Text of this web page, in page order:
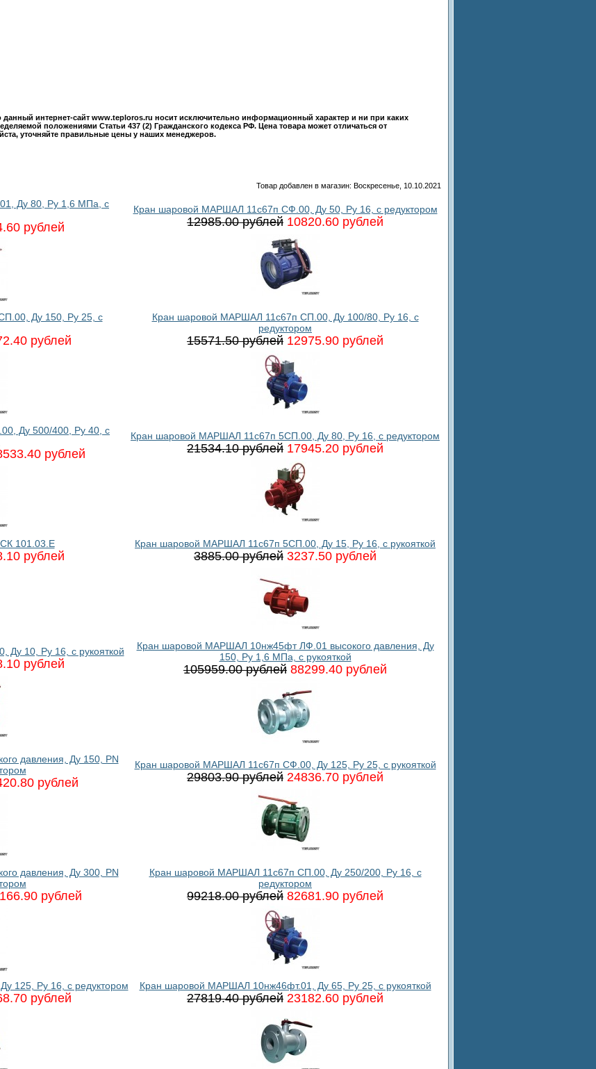
интернет-сайт www.teploros.ru носит исключительно информационный характер и ни при каких
положениями Статьи 437 (2) Гражданского кодекса РФ. Цена товара может отличаться от
уточняйте правильные цены у наших менеджеров.
Товар добавлен в магазин: Воскресенье, 10.10.2021
Ду 80, Ру 1,6 МПа, с
рублей
Кран шаровой МАРШАЛ 11с67п СФ.00, Ду 50, Ру 16, с редуктором
12985.00 рублей 10820.60 рублей
Ду 150, Ру 25, с
рублей
Кран шаровой МАРШАЛ 11с67п СП.00, Ду 100/80, Ру 16, с
редуктором
15571.50 рублей 12975.90 рублей
Ду 500/400, Ру 40, с
рублей
Кран шаровой МАРШАЛ 11с67п 5СП.00, Ду 80, Ру 16, с редуктором
21534.10 рублей 17945.20 рублей
101.03.E
рублей
Кран шаровой МАРШАЛ 11с67п 5СП.00, Ду 15, Ру 16, с рукояткой
3885.00 рублей 3237.50 рублей
10, Ру 16, с рукояткой
рублей
Кран шаровой МАРШАЛ 10нж45фт ЛФ.01 высокого давления, Ду
150, Ру 1,6 МПа, с рукояткой
105959.00 рублей 88299.40 рублей
давления, Ду 150, PN
рублей
Кран шаровой МАРШАЛ 11с67п СФ.00, Ду 125, Ру 25, с рукояткой
29803.90 рублей 24836.70 рублей
давления, Ду 300, PN
рублей
Кран шаровой МАРШАЛ 11с67п СП.00, Ду 250/200, Ру 16, с
редуктором
99218.00 рублей 82681.90 рублей
125, Ру 16, с редуктором
рублей
Кран шаровой МАРШАЛ 10нж46фт.01, Ду 65, Ру 25, с рукояткой
27819.40 рублей 23182.60 рублей